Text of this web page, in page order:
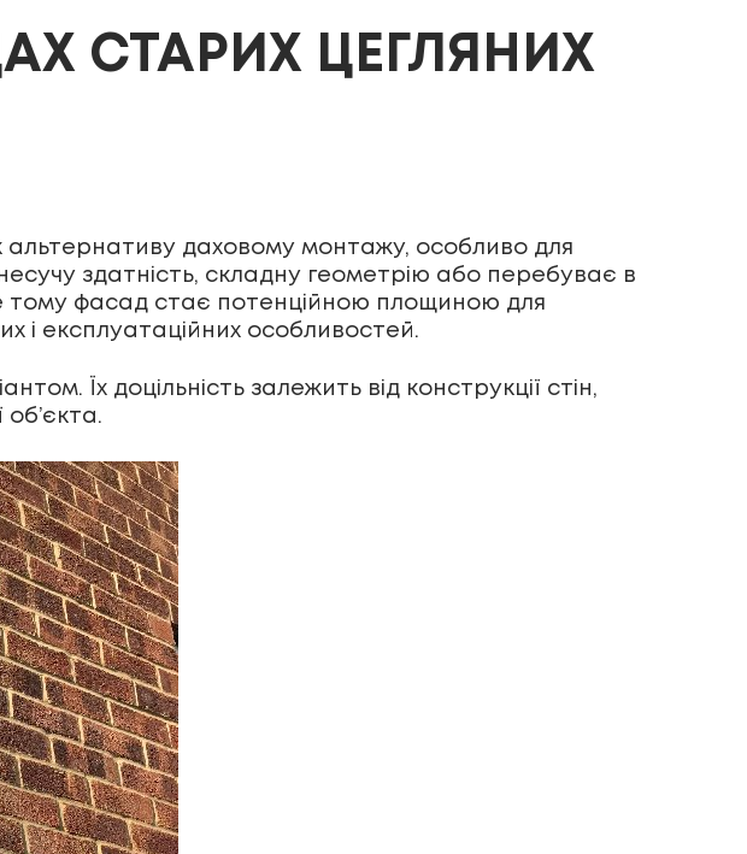
СТАРИХ ЦЕГЛЯНИХ
альтернативу даховому монтажу, особливо для
здатність, складну геометрію або перебуває в
тому фасад стає потенційною площиною для
і експлуатаційних особливостей.
Їх доцільність залежить від конструкції стін,